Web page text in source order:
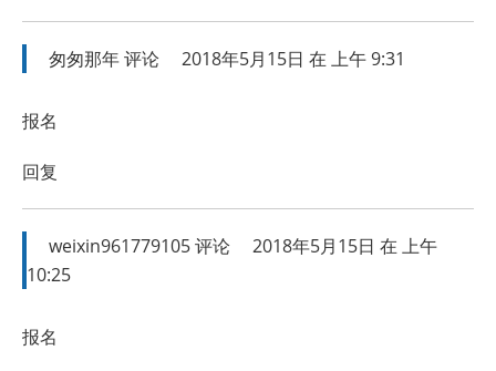
匆匆那年评论 2018年5月15日 在 上午 9:31
报名
回复
weixin961779105评论
2018年5月15日 在 上午
10:25
报名